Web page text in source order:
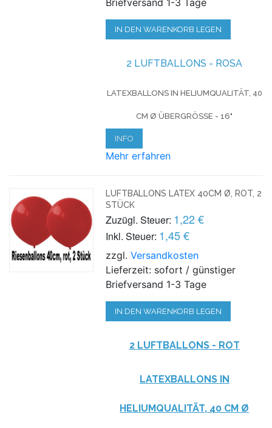
IN DEN WARENKORB LEGEN
2 LUFTBALLONS - ROSA
LATEXBALLONS IN HELIUMQUALITÄT, 40
CM Ø ÜBERGRÖSSE - 16"
INFO
Mehr erfahren
LUFTBALLONS LATEX 40CM Ø, ROT, 2
STÜCK
Zuzügl. Steuer: 1,22 €
Inkl. Steuer: 1,45 €
zzgl.Versandkosten
Lieferzeit: sofort / günstiger
Briefversand 1-3 Tage
IN DEN WARENKORB LEGEN
2 LUFTBALLONS - ROT
LATEXBALLONS IN
HELIUMQUALITÄT, 40 CM Ø